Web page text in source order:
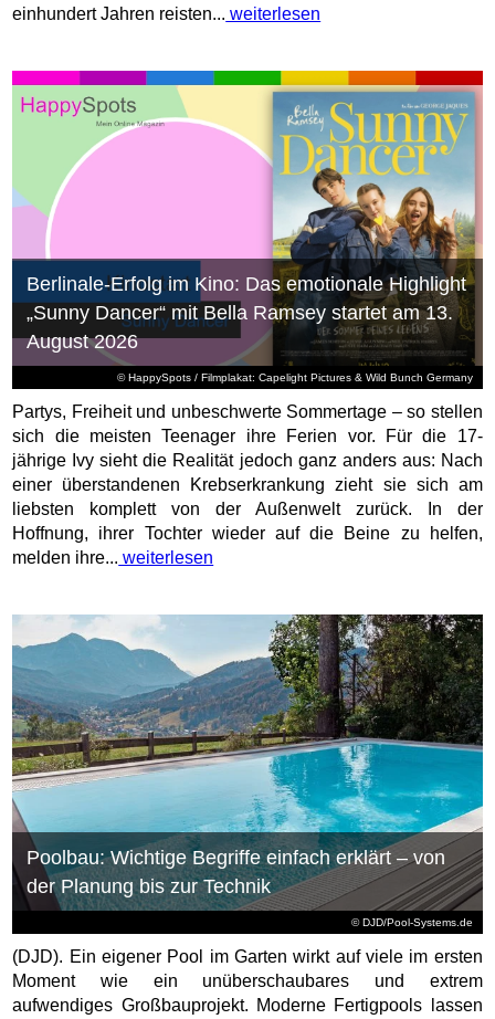
einhundert Jahren reisten... weiterlesen
© HappySpots / Filmplakat: Capelight Pictures & Wild Bunch Germany
Berlinale-Erfolg im Kino: Das emotionale Highlight
„Sunny Dancer“ mit Bella Ramsey startet am 13.
August 2026
Partys, Freiheit und unbeschwerte Sommertage – so stellen
sich die meisten Teenager ihre Ferien vor. Für die 17-
jährige Ivy sieht die Realität jedoch ganz anders aus: Nach
einer überstandenen Krebserkrankung zieht sie sich am
liebsten komplett von der Außenwelt zurück. In der
Hoffnung, ihrer Tochter wieder auf die Beine zu helfen,
melden ihre... weiterlesen
© DJD/Pool-Systems.de
Poolbau: Wichtige Begriffe einfach erklärt – von
der Planung bis zur Technik
(DJD). Ein eigener Pool im Garten wirkt auf viele im ersten
Moment wie ein unüberschaubares und extrem
aufwendiges Großbauprojekt. Moderne Fertigpools lassen